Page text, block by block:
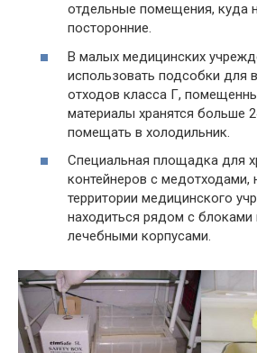
отдельные помещения, куда
посторонние.
В малых медицинских
использовать подсобки для
отходов класса Г,
материалы хранятся больше
помещать в холодильник.
Специальная площадка для
контейнеров с медотходами,
территории медицинского
находиться рядом с блоками
лечебными корпусами.